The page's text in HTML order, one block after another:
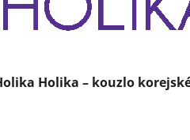
Holika – kouzlo